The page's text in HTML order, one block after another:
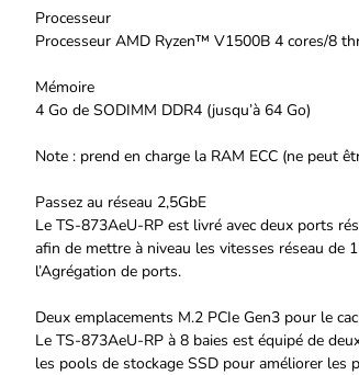
Processeur
Processeur AMD Ryzen™ V1500B 4 cores/8
Mémoire
4 Go de SODIMM DDR4 (jusqu’à 64 Go)
Note : prend en charge la RAM ECC (ne peut
Passez au réseau 2,5GbE
Le TS-873AeU-RP est livré avec deux ports
afin de mettre à niveau les vitesses réseau de
l’Agrégation de ports.
Deux emplacements M.2 PCIe Gen3 pour le
Le TS-873AeU-RP à 8 baies est équipé de
les pools de stockage SSD pour améliorer les